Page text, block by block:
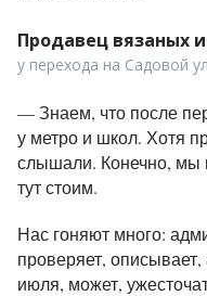
Продавец вязаных
у перехода на Садовой
—Знаем, что после
у метро и школ. Хотя
слышали. Конечно, мы
тут стоим.
Нас гоняют много:
проверяет,
июля, может,